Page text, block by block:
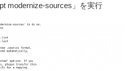
modernize-sources」を実行